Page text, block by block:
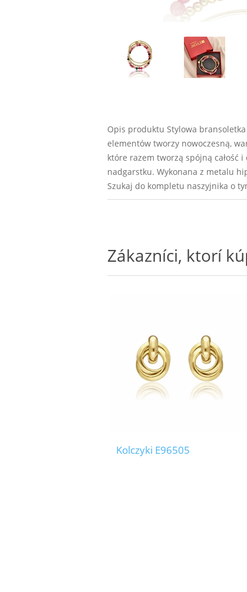
Opis produktu Stylowa
elementów tworzy nowoczesną,
które razem tworzą spójną całość
nadgarstku. Wykonana z metalu
Szukaj do kompletu naszyjnika o
Zákazníci, ktorí
Kolczyki E96505